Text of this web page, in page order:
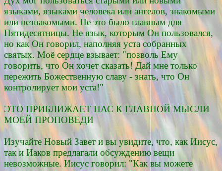
языками, языками человека или ангелов, знакомыми
или незнакомыми. Не это было главным для
Пятидесятницы. Не язык, которым Он пользовался,
но как Он говорил, наполняя уста собранных
святых. Моё сердце взывает: "позволь Ему
говорить, что Он хочет сказать! Дай мне только
пережить Божественную славу - знать, что Он
контролирует мои уста!"
ЭТО ПРИБЛИЖАЕТ НАС К ГЛАВНОЙ МЫСЛИ
МОЕЙ ПРОПОВЕДИ
Изучайте Новый Завет и вы увидите, что, как Иисус,
так и Иаков предлагали обсуждению вещи
невозможные. Иисус говорил: "Как вы можете